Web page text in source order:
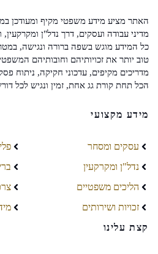
האתר מציע מידע משפטי מקיף ומעודכן
מדיני עבודה ועסקים, דרך נדל"ן ומקרקעין,
כל המידע מוגש בשפה ברורה ונגישה,
טוב יותר את זכויותיהם וחובותיהם
מדריכים מקיפים, עדכוני חקיקה, ניתוח
הכל תחת קורת גג אחת, זמין ונגיש לכל
מידע מקצועי
עסקים ומסחר
נדל"ן ומקרקעין
הליכים משפטיים
זכויות ושירותים
קצת עלינו